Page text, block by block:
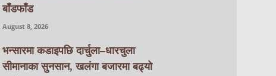
बाँडफाँड
August 8, 2026
भन्सारमा कडाइपछि दार्चुला–धारचुला
सीमानाका सुनसान, खलंगा बजारमा बढ्यो